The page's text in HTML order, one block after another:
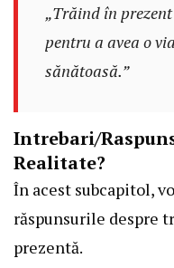
„Trăind în
pentru a avea o
sănătoasă.”
Intrebari/
Realitate?
În acest subcapitol,
răspunsurile despre
prezentă.